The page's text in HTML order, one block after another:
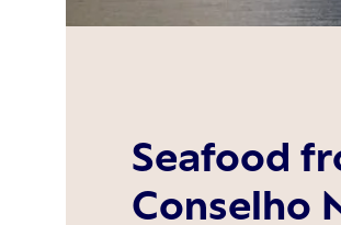
Seafood
Conselho